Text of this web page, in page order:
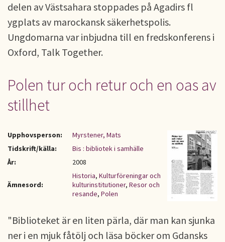
delen av Västsahara stoppades på Agadirs fl
ygplats av marockansk säkerhetspolis.
Ungdomarna var inbjudna till en fredskonferens i
Oxford, Talk Together.
Polen tur och retur och en oas av
stillhet
Upphovsperson:
Myrstener, Mats
Tidskrift/källa:
Bis : bibliotek i samhälle
År:
2008
Ämnesord:
Historia, Kulturföreningar och
kulturinstitutioner, Resor och
resande, Polen
"Biblioteket är en liten pärla, där man kan sjunka
ner i en mjuk fåtölj och läsa böcker om Gdansks